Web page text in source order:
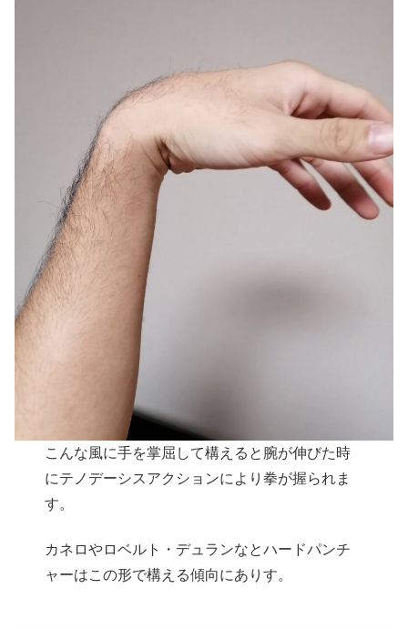
こんな風に手を掌屈して構えると腕が伸びた時
にテノデーシスアクションにより拳が握られま
す。
カネロやロベルト・デュランなとハードパンチ
ャーはこの形で構える傾向にありす。